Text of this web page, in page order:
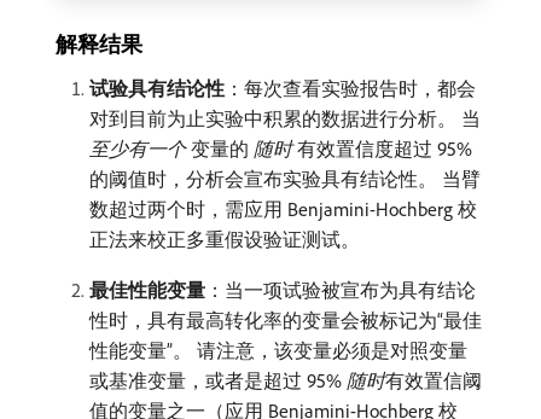
解释结果
试验具有结论性 ：每次查看实验报告时，都会
对到目前为止实验中积累的数据进行分析。 当​
至少有一个​变量的​ 随时​有效置信度超过 95%
的阈值时，分析会宣布实验具有结论性。 当臂
数超过两个时，需应用 Benjamini-Hochberg 校
正法来校正多重假设验证测试。
最佳性能变量 ：当一项试验被宣布为具有结论
性时，具有最高转化率的变量会被标记为“最佳
性能变量”。 请注意，该变量必须是对照变量
或基准变量，或者是超过 95% 随时​有效置信阈
值的变量之一（应用 Benjamini-Hochberg 校